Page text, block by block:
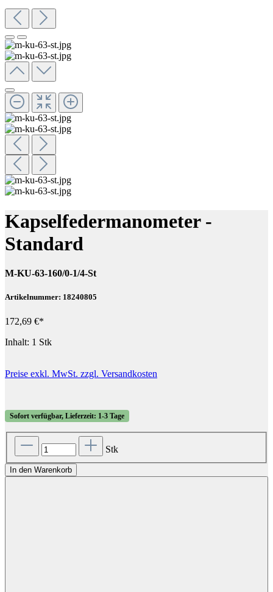
Kapselfedermanometer -
Standard
M-KU-63-160/0-1/4-St
Artikelnummer: 18240805
172,69 €*
Inhalt: 1 Stk
Preise exkl. MwSt. zzgl. Versandkosten
Sofort verfügbar, Lieferzeit: 1-3 Tage
Stk
In den Warenkorb